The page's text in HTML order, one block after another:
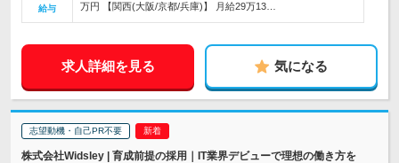
給与
万円 【関西(大阪/京都/兵庫)】 月給29万13…
求人詳細を見る 気になる
志望動機・自己PR不要
株式会社Widsley | 育成前提の採用｜IT業界デビューで理想の働き方を